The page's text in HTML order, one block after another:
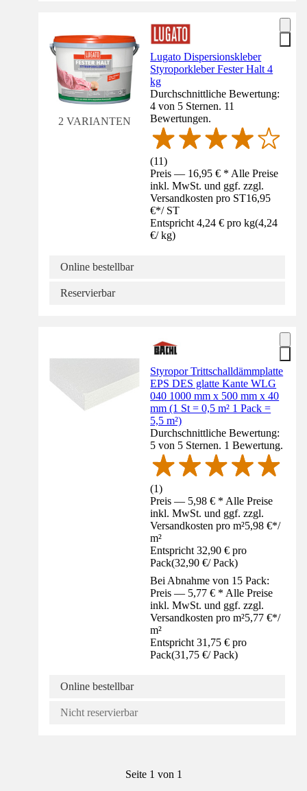
2 VARIANTEN
Lugato Dispersionskleber
Styroporkleber Fester Halt 4
kg
Durchschnittliche Bewertung:
4 von 5 Sternen. 11
Bewertungen.
(11)
Preis — 16,95 € * Alle Preise
inkl. MwSt. und ggf. zzgl.
Versandkosten pro ST16,95
€*/ ST
Entspricht 4,24 € pro kg(4,24
€/ kg)
Online bestellbar
Reservierbar
Styropor Trittschalldämmplatte
EPS DES glatte Kante WLG
040 1000 mm x 500 mm x 40
mm (1 St = 0,5 m² 1 Pack =
5,5 m²)
Durchschnittliche Bewertung:
5 von 5 Sternen. 1 Bewertung.
(1)
Preis — 5,98 € * Alle Preise
inkl. MwSt. und ggf. zzgl.
Versandkosten pro m²5,98 €*/
m²
Entspricht 32,90 € pro
Pack(32,90 €/ Pack)
Bei Abnahme von 15 Pack:
Preis — 5,77 € * Alle Preise
inkl. MwSt. und ggf. zzgl.
Versandkosten pro m²5,77 €*/
m²
Entspricht 31,75 € pro
Pack(31,75 €/ Pack)
Online bestellbar
Nicht reservierbar
Seite 1 von 1